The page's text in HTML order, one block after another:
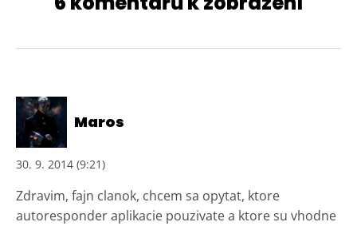
Maros
30. 9. 2014 (9:21)
Zdravim, fajn clanok, chcem sa opytat, ktore
autoresponder aplikacie pouzivate a ktore su vhodne